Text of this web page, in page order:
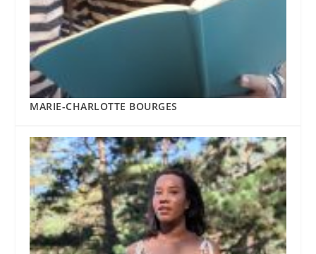
MARIE-CHARLOTTE BOURGES